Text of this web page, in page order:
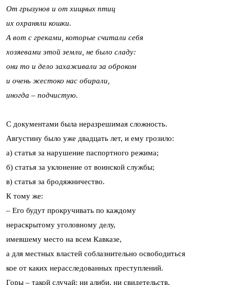
От грызунов и от хищных птиц
их охраняли кошки.
А вот с греками, которые считали себя
хозяевами этой земли, не было сладу:
они то и дело захаживали за оброком
и очень жестоко нас обирали,
иногда – подчистую.
С документами была неразрешимая сложность.
Августину было уже двадцать лет, и ему грозило:
а) статья за нарушение паспортного режима;
б) статья за уклонение от воинской службы;
в) статья за бродяжничество.
К тому же:
– Его будут прокручивать по каждому
нераскрытому уголовному делу,
имевшему место на всем Кавказе,
а для местных властей соблазнительно освободиться
кое от каких нерасследованных преступлений.
Горы – такой случай: ни алиби, ни свидетельств,